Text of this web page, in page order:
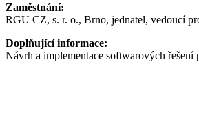
Zaměstnání:
RGU CZ, s. r. o., Brno, jednatel, vedoucí
Doplňující informace:
Návrh a implementace softwarových